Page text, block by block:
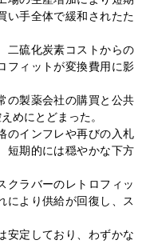
い手全体で緩和されたた
二硫化炭素コストからの
フィットが変換費用に影
の製薬会社の購買と公共
めにとどまった。
のインフレや再びの入札
短期的には穏やかな下方
クラバーのレトロフィッ
により供給が回復し、ス
安定しており、わずかな